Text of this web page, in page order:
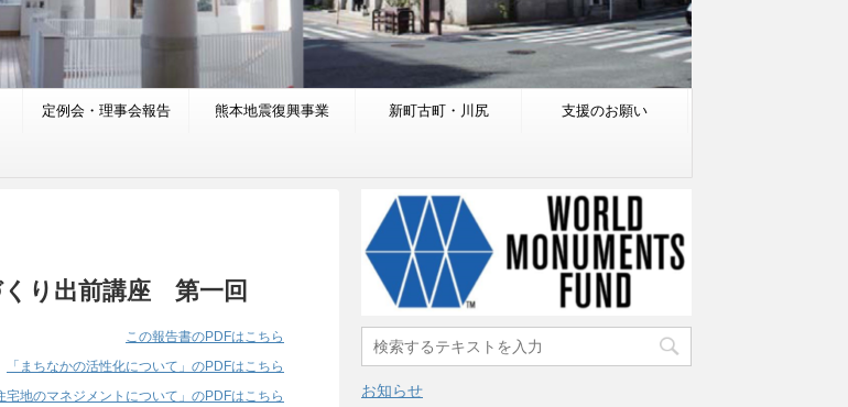
定例会・理事会報告 熊本地震復興事業 新町古町・川尻 支援のお願い
り出前講座 第一回
この報告書のPDFはこちら
「まちなかの活性化について」のPDFはこちら
宅地のマネジメントについて」のPDFはこちら
お知らせ